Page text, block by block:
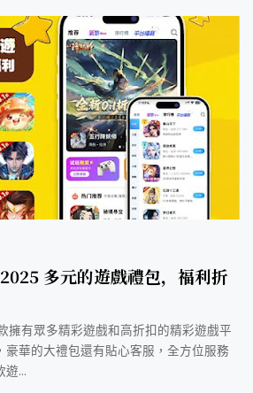
多元的遊戲禮包，福利折
擁有眾多精彩遊戲和高折扣的精彩遊戲平
豪華的大禮包還有貼心客服，全方位服務
遊…